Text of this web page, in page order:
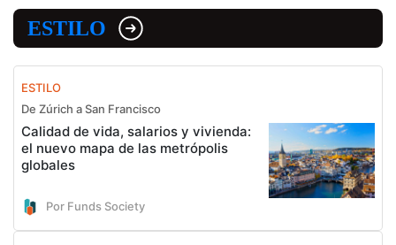
ESTILO
ESTILO
De Zúrich a San Francisco
Calidad de vida, salarios y vivienda:
el nuevo mapa de las metrópolis
globales
Por Funds Society